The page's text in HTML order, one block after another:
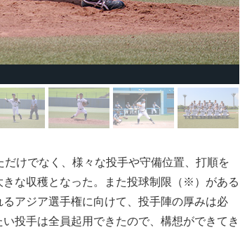
けでなく、様々な投手や守備位置、打順を
な収穫となった。また投球制限（※）がある
アジア選手権に向けて、投手陣の厚みは必
投手は全員起用できたので、構想ができてき